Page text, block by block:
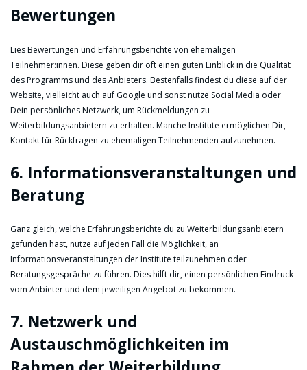
Bewertungen
Lies Bewertungen und Erfahrungsberichte von ehemaligen
Teilnehmer:innen. Diese geben dir oft einen guten Einblick in die Qualität
des Programms und des Anbieters. Bestenfalls findest du diese auf der
Website, vielleicht auch auf Google und sonst nutze Social Media oder
Dein persönliches Netzwerk, um Rückmeldungen zu
Weiterbildungsanbietern zu erhalten. Manche Institute ermöglichen Dir,
Kontakt für Rückfragen zu ehemaligen Teilnehmenden aufzunehmen.
6. Informationsveranstaltungen und
Beratung
Ganz gleich, welche Erfahrungsberichte du zu Weiterbildungsanbietern
gefunden hast, nutze auf jeden Fall die Möglichkeit, an
Informationsveranstaltungen der Institute teilzunehmen oder
Beratungsgespräche zu führen. Dies hilft dir, einen persönlichen Eindruck
vom Anbieter und dem jeweiligen Angebot zu bekommen.
7. Netzwerk und
Austauschmöglichkeiten im